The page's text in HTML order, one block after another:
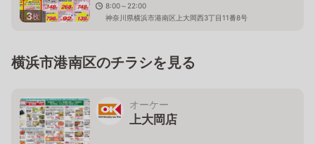
3枚
8:00～22:00
神奈川県横浜市港南区上大岡西3丁目11番8号
横浜市港南区のチラシを見る
オーケー
上大岡店